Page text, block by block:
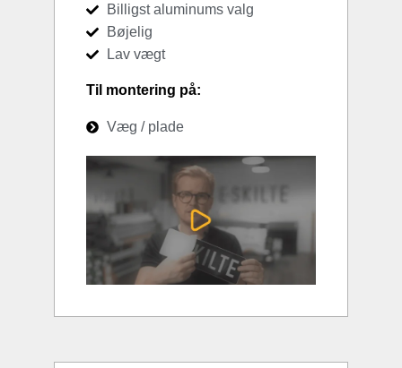
Billigst aluminums valg
Bøjelig
Lav vægt
Til montering på:
Væg / plade